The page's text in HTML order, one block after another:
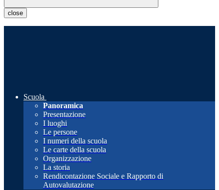
close
Scuola
Panoramica
Presentazione
I luoghi
Le persone
I numeri della scuola
Le carte della scuola
Organizzazione
La storia
Rendicontazione Sociale e Rapporto di
Autovalutazione